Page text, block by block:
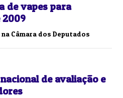
de vapes para
2009
Câmara dos Deputados
de avaliação e